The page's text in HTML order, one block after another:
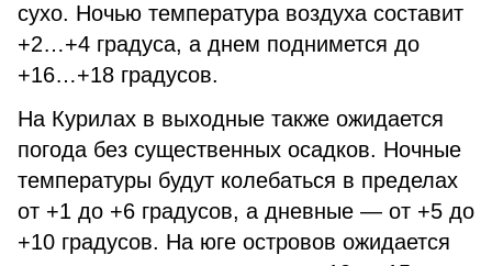
сухо. Ночью температура воздуха составит
+2…+4 градуса, а днем поднимется до
+16…+18 градусов.
На Курилах в выходные также ожидается
погода без существенных осадков. Ночные
температуры будут колебаться в пределах
от +1 до +6 градусов, а дневные — от +5 до
+10 градусов. На юге островов ожидается